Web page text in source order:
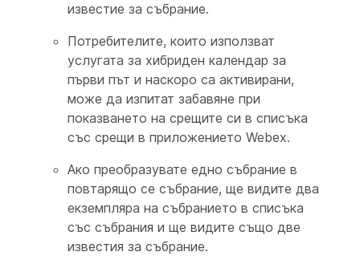
известие за събрание.
Потребителите, които използват
услугата за хибриден календар за
първи път и наскоро са активирани,
може да изпитат забавяне при
показването на срещите си в списъка
със срещи в приложението Webex.
Ако преобразувате едно събрание в
повтарящо се събрание, ще видите два
екземпляра на събранието в списъка
със събрания и ще видите също две
известия за събрание.